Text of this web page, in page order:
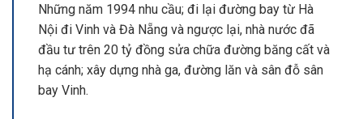
Những năm 1994 nhu cầu; đi lại đường bay từ Hà
Nội đi Vinh và Đà Nẵng và ngược lại, nhà nước đã
đầu tư trên 20 tỷ đồng sửa chữa đường băng cất và
hạ cánh; xây dựng nhà ga, đường lăn và sân đỗ sân
bay Vinh.